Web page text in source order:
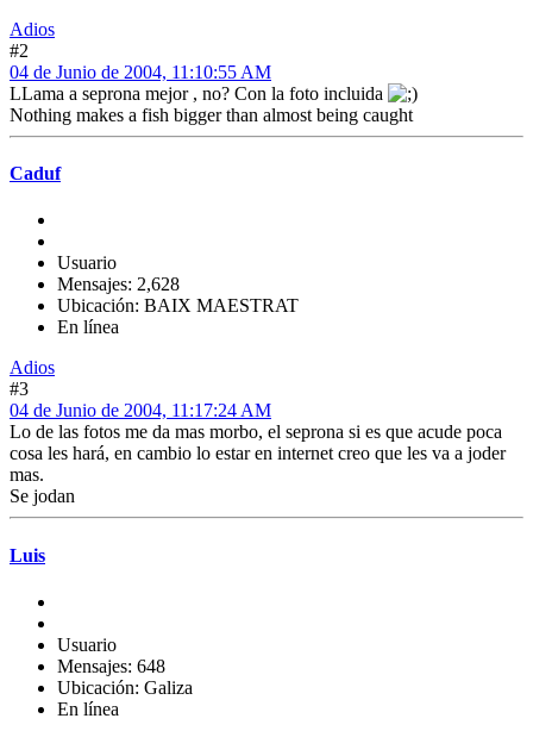
Adios
#2
04 de Junio de 2004, 11:10:55 AM
LLama a seprona mejor , no? Con la foto incluida
Nothing makes a fish bigger than almost being caught
Caduf
Usuario
Mensajes: 2,628
Ubicación: BAIX MAESTRAT
En línea
Adios
#3
04 de Junio de 2004, 11:17:24 AM
Lo de las fotos me da mas morbo, el seprona si es que acude poca
cosa les hará, en cambio lo estar en internet creo que les va a joder
mas.
Se jodan
Luis
Usuario
Mensajes: 648
Ubicación: Galiza
En línea